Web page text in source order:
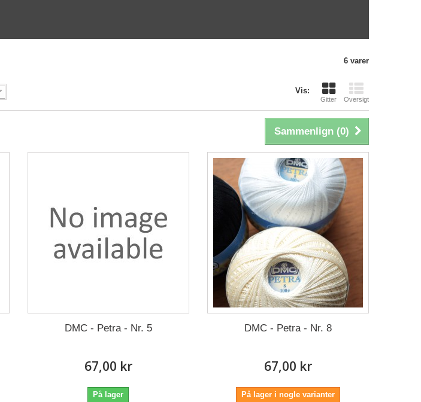
6 varer
Vis:
Gitter Oversigt
Sammenlign (0)
DMC - Petra - Nr. 5
67,00 kr
På lager
DMC - Petra - Nr. 8
67,00 kr
På lager i nogle varianter